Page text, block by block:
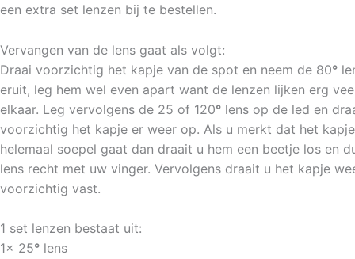
een extra set lenzen bij te bestellen.
Vervangen van de lens gaat als volgt:
Draai voorzichtig het kapje van de spot en neem de 80°
eruit, leg hem wel even apart want de lenzen lijken erg
elkaar. Leg vervolgens de 25 of 120° lens op de led en
voorzichtig het kapje er weer op. Als u merkt dat het
helemaal soepel gaat dan draait u hem een beetje los en
lens recht met uw vinger. Vervolgens draait u het kapje
voorzichtig vast.
1 set lenzen bestaat uit:
1x 25° lens